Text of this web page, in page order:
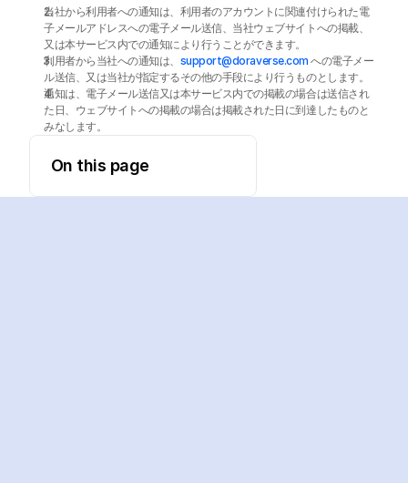
当社から利用者への通知は、利用者のアカウントに関連付けられた電
子メールアドレスへの電子メール送信、当社ウェブサイトへの掲載、
又は本サービス内での通知により行うことができます。
利用者から当社への通知は、 support@doraverse.com への電子メー
ル送信、又は当社が指定するその他の手段により行うものとします。
通知は、電子メール送信又は本サービス内での掲載の場合は送信され
た日、ウェブサイトへの掲載の場合は掲載された日に到達したものと
みなします。
On this page